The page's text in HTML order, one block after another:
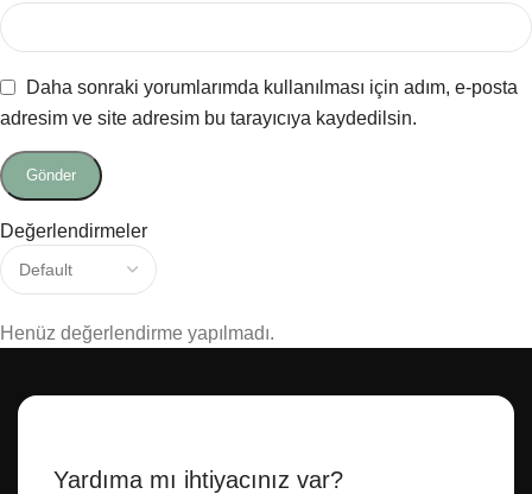
Değerlendirmeler
Henüz değerlendirme yapılmadı.
Daha sonraki yorumlarımda kullanılması için adım, e-posta
adresim ve site adresim bu tarayıcıya kaydedilsin.
Yardıma mı ihtiyacınız var?